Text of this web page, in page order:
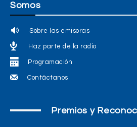
Somos
Sobre las emisoras
Haz parte de la radio
Programación
Contáctanos
Premios y